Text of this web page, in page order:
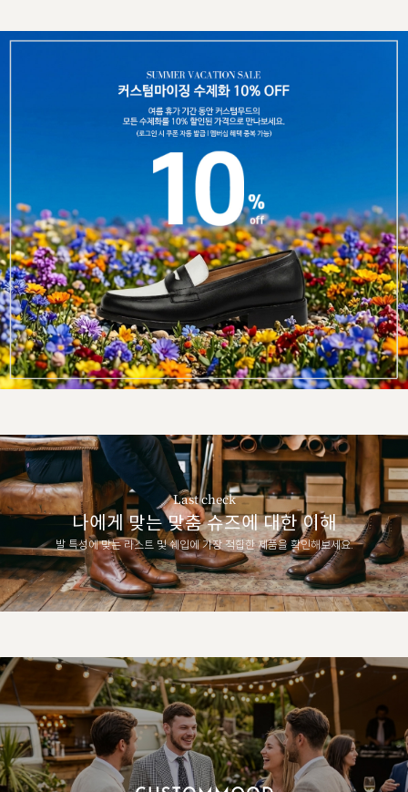
Last check
나에게 맞는 맞춤 슈즈에 대한 이해
발 특성에 맞는 라스트 및 쉐입에 가장 적합한 제품을 확인해보세요.